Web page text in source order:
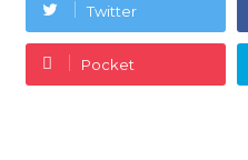
Twitter
Pocket